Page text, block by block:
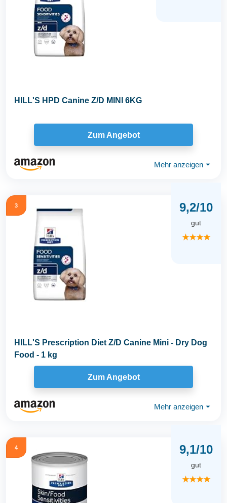
HILL'S HPD Canine Z/D MINI 6KG
Zum Angebot
Mehr anzeigen ⏷
3 9,2/10
gut
★★★★
HILL'S Prescription Diet Z/D Canine Mini - Dry Dog
Food - 1 kg
Zum Angebot
Mehr anzeigen ⏷
4 9,1/10
gut
★★★★